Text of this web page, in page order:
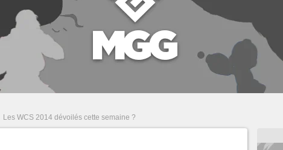
Les WCS 2014 dévoilés cette semaine ?